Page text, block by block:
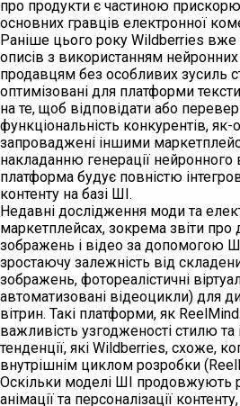
про продукти є частиною
основних гравців електронної
Раніше цього року Wildberries вже
описів з використанням
продавцям без особливих зусиль
оптимізовані для платформи
на те, щоб відповідати або
функціональність конкурентів, як-
запроваджені іншими
накладанню генерації нейронного
платформа будує повністю
контенту на базі ШІ.
Недавні дослідження моди та
маркетплейсах, зокрема звіти про
зображень і відео за допомогою
зростаючу залежність від
зображень, фотореалістичні
автоматизовані відеоцикли) для
вітрин. Такі платформи, як
важливість узгодженості стилю та
тенденції, які Wildberries, схоже,
внутрішнім циклом розробки
Оскільки моделі ШІ продовжують
анімації та персоналізації